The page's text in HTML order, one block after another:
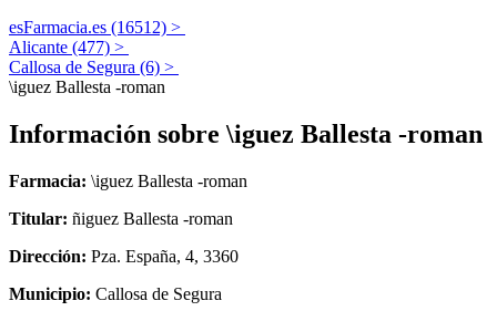
esFarmacia.es (16512) >
Alicante (477) >
Callosa de Segura (6) >
\iguez Ballesta -roman
Información sobre \iguez Ballesta -roman
Farmacia: \iguez Ballesta -roman
Titular: ñiguez Ballesta -roman
Dirección: Pza. España, 4, 3360
Municipio: Callosa de Segura